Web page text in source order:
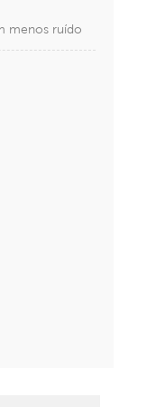
menos ruído